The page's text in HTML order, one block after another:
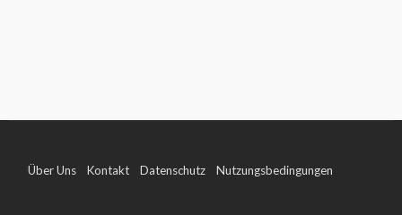
Über Uns Kontakt Datenschutz Nutzungsbedingungen